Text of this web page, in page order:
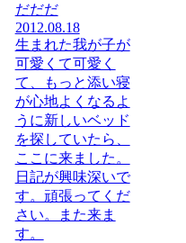
だだだ
2012.08.18
生まれた我が子が
可愛くて可愛く
て、もっと添い寝
が心地よくなるよ
うに新しいベッド
を探していたら、
ここに来ました。
日記が興味深いで
す。頑張ってくだ
さい。また来ま
す。